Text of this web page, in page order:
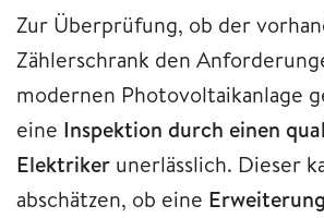
Zur Überprüfung, ob der
Zählerschrank den
modernen Photovoltaikanlage
eine Inspektion durch einen
Elektriker unerlässlich. Dieser
abschätzen, ob eine